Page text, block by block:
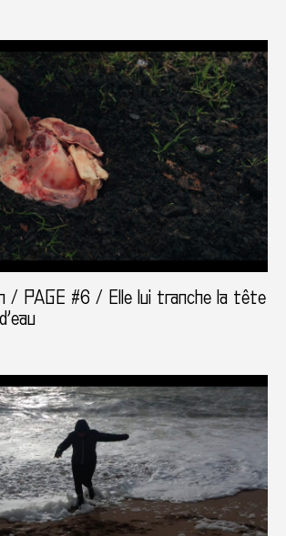
/ PAGE #6 / Elle lui tranche la tête